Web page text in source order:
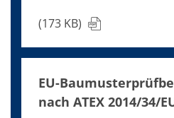
(173 KB)
EU-
nach ATEX 2014/34/